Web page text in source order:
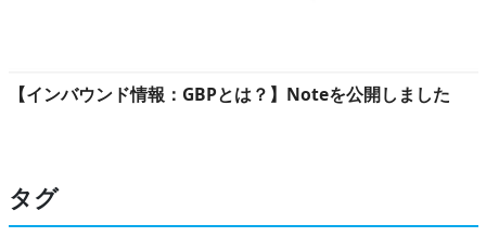
【インバウンド情報：GBPとは？】Noteを公開しました
タグ